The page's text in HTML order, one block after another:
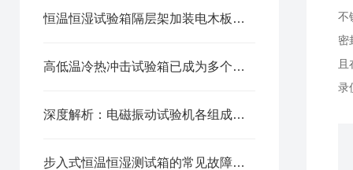
恒温恒湿试验箱隔层架加装电木板，原来好处这么多！
高低温冷热冲击试验箱已成为多个高技术行业的质量试金石
深度解析：电磁振动试验机各组成部件的功能特性全览
步入式恒温恒湿测试箱的常见故障相应解决方法分享
不
密
录